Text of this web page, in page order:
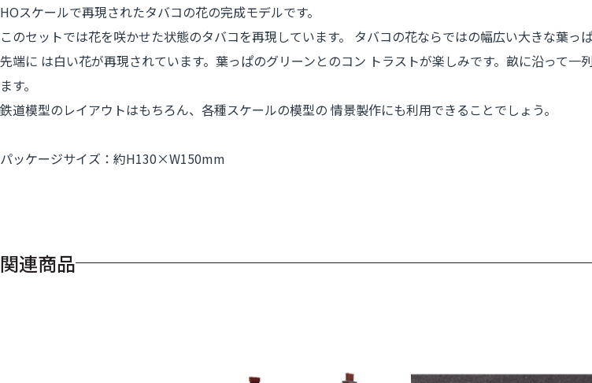
HOスケールで再現されたタバコの花の完成モデルです。
このセットでは花を咲かせた状態のタバコを再現しています。 タバコの花ならではの幅広い大きな葉っ
先端に は白い花が再現されています。葉っぱのグリーンとのコン トラストが楽しみです。畝に沿って
ます。
鉄道模型のレイアウトはもちろん、各種スケールの模型の 情景製作にも利用できることでしょう。
パッケージサイズ：約H130×W150mm
関連商品